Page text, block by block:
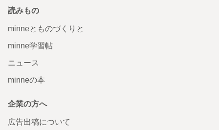
読みもの
minneとものづくりと
minne学習帖
ニュース
minneの本
企業の方へ
広告出稿について